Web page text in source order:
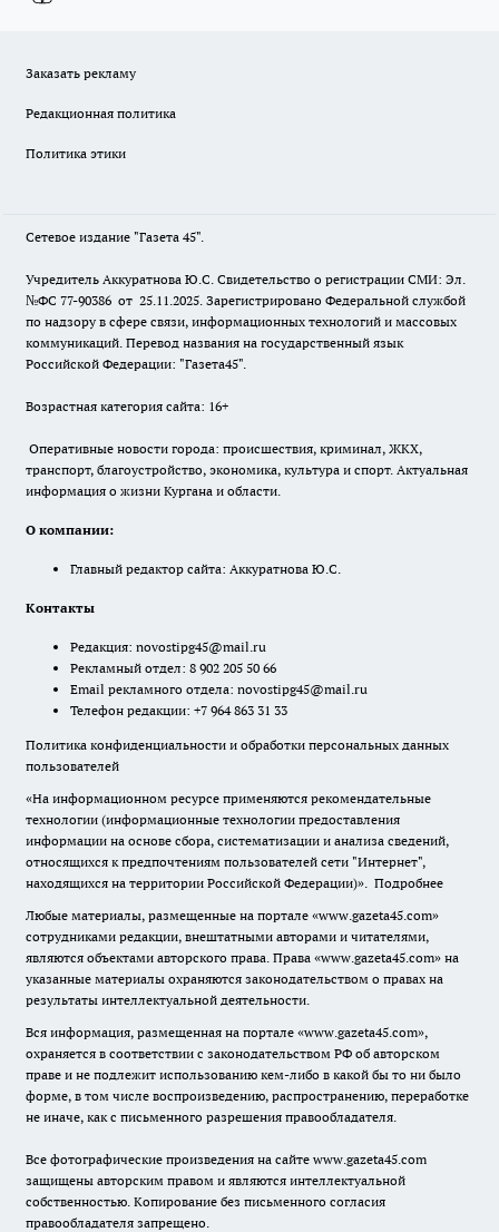
Заказать рекламу
Редакционная политика
Политика этики
Сетевое издание "Газета 45".
Учредитель Аккуратнова Ю.С. Свидетельство о регистрации СМИ: Эл.
№ФС 77-90386 от 25.11.2025. Зарегистрировано Федеральной службой
по надзору в сфере связи, информационных технологий и массовых
коммуникаций. Перевод названия на государственный язык
Российской Федерации: "Газета45".
Возрастная категория сайта: 16+
Оперативные новости города: происшествия, криминал, ЖКХ,
транспорт, благоустройство, экономика, культура и спорт. Актуальная
информация о жизни Кургана и области.
О компании:
Главный редактор сайта: Аккуратнова Ю.С.
Контакты
Редакция: novostipg45@mail.ru
Рекламный отдел: 8 902 205 50 66
Email рекламного отдела: novostipg45@mail.ru
Телефон редакции: +7 964 863 31 33
Политика конфиденциальности и обработки персональных данных
пользователей
«На информационном ресурсе применяются рекомендательные
технологии (информационные технологии предоставления
информации на основе сбора, систематизации и анализа сведений,
относящихся к предпочтениям пользователей сети "Интернет",
находящихся на территории Российской Федерации)». Подробнее
Любые материалы, размещенные на портале «www.gazeta45.com»
сотрудниками редакции, внештатными авторами и читателями,
являются объектами авторского права. Права «www.gazeta45.com» на
указанные материалы охраняются законодательством о правах на
результаты интеллектуальной деятельности.
Вся информация, размещенная на портале «www.gazeta45.com»,
охраняется в соответствии с законодательством РФ об авторском
праве и не подлежит использованию кем-либо в какой бы то ни было
форме, в том числе воспроизведению, распространению, переработке
не иначе, как с письменного разрешения правообладателя.
Все фотографические произведения на сайте www.gazeta45.com
защищены авторским правом и являются интеллектуальной
собственностью. Копирование без письменного согласия
правообладателя запрещено.